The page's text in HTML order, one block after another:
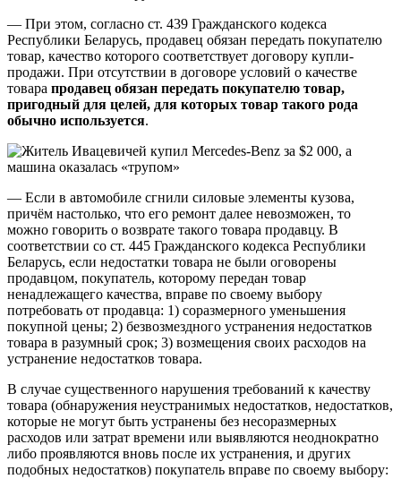
— При этом, согласно ст. 439 Гражданского кодекса
Республики Беларусь, продавец обязан передать покупателю
товар, качество которого соответствует договору купли-
продажи. При отсутствии в договоре условий о качестве
товара продавец обязан передать покупателю товар,
пригодный для целей, для которых товар такого рода
обычно используется.
— Если в автомобиле сгнили силовые элементы кузова,
причём настолько, что его ремонт далее невозможен, то
можно говорить о возврате такого товара продавцу. В
соответствии со ст. 445 Гражданского кодекса Республики
Беларусь, если недостатки товара не были оговорены
продавцом, покупатель, которому передан товар
ненадлежащего качества, вправе по своему выбору
потребовать от продавца: 1) соразмерного уменьшения
покупной цены; 2) безвозмездного устранения недостатков
товара в разумный срок; 3) возмещения своих расходов на
устранение недостатков товара.
В случае существенного нарушения требований к качеству
товара (обнаружения неустранимых недостатков, недостатков,
которые не могут быть устранены без несоразмерных
расходов или затрат времени или выявляются неоднократно
либо проявляются вновь после их устранения, и других
подобных недостатков) покупатель вправе по своему выбору: